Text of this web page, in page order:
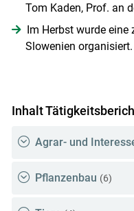
Tom Kaden, Prof. an
Im Herbst wurde
Slowenien organisiert.
Inhalt
Agrar- und
Pflanzenbau (6)